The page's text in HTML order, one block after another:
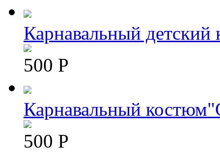
Карнавальный
500 Р
Карнавальный
500 Р